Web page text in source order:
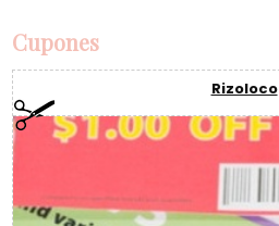
Cupones
Rizoloco